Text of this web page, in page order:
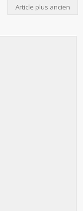
Article plus ancien